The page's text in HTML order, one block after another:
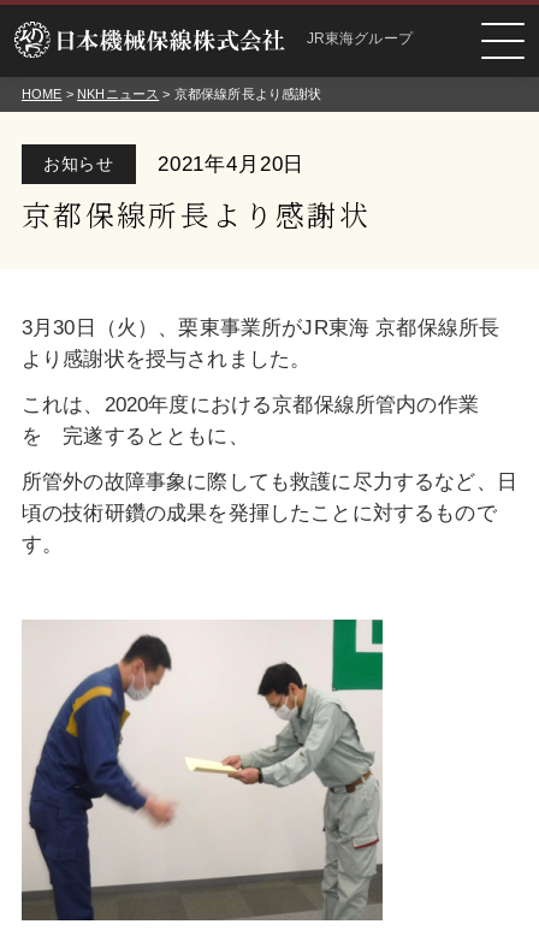
JR東海グループ
HOME > NKHニュース > 京都保線所長より感謝状
お知らせ 2021年4月20日
京都保線所長より感謝状
3月30日（火）、栗東事業所がJR東海 京都保線所長
より感謝状を授与されました。
これは、2020年度における京都保線所管内の作業
を 完遂するとともに、
所管外の故障事象に際しても救護に尽力するなど、日
頃の技術研鑽の成果を発揮したことに対するもので
す。